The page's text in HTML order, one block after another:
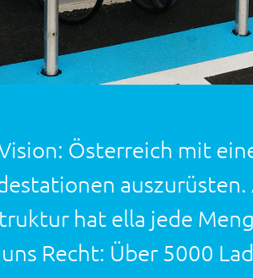
Österreich mit
hat ella jede
Recht: Über 5000